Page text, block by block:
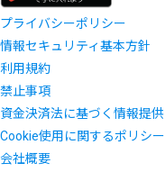
プライバシーポリシー
情報セキュリティ基本方針
利用規約
禁止事項
資金決済法に基づく情報提供
Cookie使用に関するポリシー
会社概要